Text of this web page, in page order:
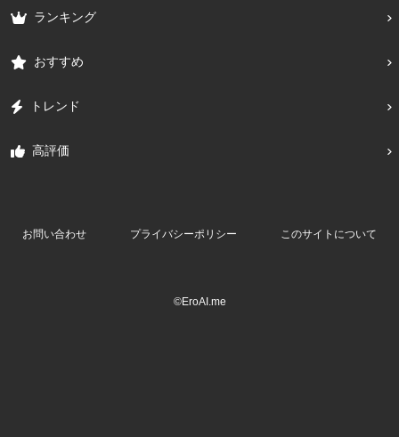
ランキング
おすすめ
トレンド
高評価
お問い合わせ プライバシーポリシー このサイトについて
©EroAI.me